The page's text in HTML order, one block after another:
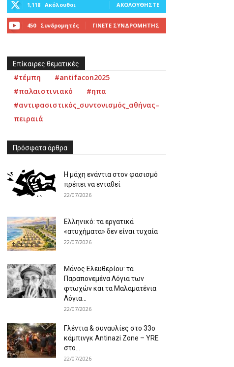
1,118 Ακόλουθοι ΑΚΟΛΟΥΘΉΣΤΕ
450 Συνδρομητές ΓΊΝΕΤΕ ΣΥΝΔΡΟΜΗΤΉΣ
Επίκαιρες θεματικές
#τέμπη
#antifacon2025
#παλαιστινιακό
#ηπα
#αντιφασιστικός_συντονισμός_αθήνας–
πειραιά
Πρόσφατα άρθρα
Η μάχη ενάντια στον φασισμό
πρέπει να ενταθεί
22/07/2026
Ελληνικό: τα εργατικά
«ατυχήματα» δεν είναι τυχαία
22/07/2026
Μάνος Ελευθερίου: τα
Παραπονεμένα Λόγια των
φτωχών και τα Μαλαματένια
Λόγια...
22/07/2026
Γλέντια & συναυλίες στο 33ο
κάμπινγκ Antinazi Zone – YRE
στο...
22/07/2026